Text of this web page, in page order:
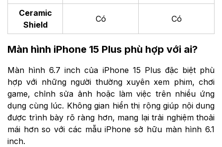
Ceramic
Shield
Có Có
Màn hình iPhone 15 Plus phù hợp với ai?
Màn hình 6.7 inch của iPhone 15 Plus đặc biệt phù
hợp với những người thường xuyên xem phim, chơi
game, chỉnh sửa ảnh hoặc làm việc trên nhiều ứng
dụng cùng lúc. Không gian hiển thị rộng giúp nội dung
được trình bày rõ ràng hơn, mang lại trải nghiệm thoải
mái hơn so với các mẫu iPhone sở hữu màn hình 6.1
inch.